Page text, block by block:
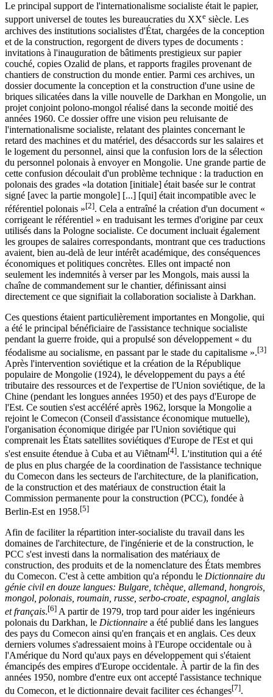
Le principal support de l'internationalisme socialiste était le papier,
support universel de toutes les bureaucraties du XXe siècle. Les
archives des institutions socialistes d'État, chargées de la conception
et de la construction, regorgent de divers types de documents :
invitations à l'inauguration de bâtiments prestigieux sur papier
couché, copies Ozalid de plans, et rapports fragiles provenant de
chantiers de construction du monde entier. Parmi ces archives, un
dossier documente la conception et la construction d'une usine de
briques silicatées dans la ville nouvelle de Darkhan en Mongolie, un
projet conjoint polono-mongol réalisé dans la seconde moitié des
années 1960. Ce dossier offre une vision peu reluisante de
l'internationalisme socialiste, relatant des plaintes concernant le
retard des machines et du matériel, des désaccords sur les salaires et
le logement du personnel, ainsi que la confusion lors de la sélection
du personnel polonais à envoyer en Mongolie. Une grande partie de
cette confusion découlait d'un problème technique : la traduction en
polonais des grades «la dotation [initiale] était basée sur le contrat
signé [avec la partie mongole] [...] [qui] était incompatible avec le
référentiel polonais »[2]. Cela a entraîné la création d'un document «
corrigeant le référentiel » en traduisant les termes d'origine par ceux
utilisés dans la Pologne socialiste. Ce document incluait également
les groupes de salaires correspondants, montrant que ces traductions
avaient, bien au-delà de leur intérêt académique, des conséquences
économiques et politiques concrètes. Elles ont impacté non
seulement les indemnités à verser par les Mongols, mais aussi la
chaîne de commandement sur le chantier, définissant ainsi
directement ce que signifiait la collaboration socialiste à Darkhan.
Ces questions étaient particulièrement importantes en Mongolie, qui
a été le principal bénéficiaire de l'assistance technique socialiste
pendant la guerre froide, qui a propulsé son développement « du
féodalisme au socialisme, en passant par le stade du capitalisme ».[3]
Après l'intervention soviétique et la création de la République
populaire de Mongolie (1924), le développement du pays a été
tributaire des ressources et de l'expertise de l'Union soviétique, de la
Chine (pendant les longues années 1950) et des pays d'Europe de
l'Est. Ce soutien s'est accéléré après 1962, lorsque la Mongolie a
rejoint le Comecon (Conseil d'assistance économique mutuelle),
l'organisation économique dirigée par l'Union soviétique qui
comprenait les États satellites soviétiques d'Europe de l'Est et qui
s'est ensuite étendue à Cuba et au Viêtnam[4]. L'institution qui a été
de plus en plus chargée de la coordination de l'assistance technique
du Comecon dans les secteurs de l'architecture, de la planification,
de la construction et des matériaux de construction était la
Commission permanente pour la construction (PCC), fondée à
Berlin-Est en 1958.[5]
Afin de faciliter la répartition inter-socialiste du travail dans les
domaines de l'architecture, de l'ingénierie et de la construction, le
PCC s'est investi dans la normalisation des matériaux de
construction, des produits et de la nomenclature des États membres
du Comecon. C'est à cette ambition qu'a répondu le Dictionnaire du
génie civil en douze langues: Bulgare, tchèque, allemand, hongrois,
mongol, polonais, roumain, russe, serbo-croate, espagnol, anglais
et français.[6] A partir de 1979, trop tard pour aider les ingénieurs
polonais du Darkhan, le Dictionnaire a été publié dans les langues
des pays du Comecon ainsi qu'en français et en anglais. Ces deux
derniers volumes s'adressaient moins à l'Europe occidentale ou à
l'Amérique du Nord qu'aux pays en développement qui s'étaient
émancipés des empires d'Europe occidentale. À partir de la fin des
années 1950, nombre d'entre eux ont accepté l'assistance technique
du Comecon, et le dictionnaire devait faciliter ces échanges[7].